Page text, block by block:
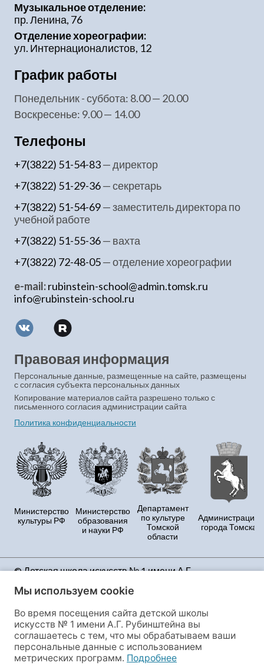
Музыкальное отделение:
пр. Ленина, 76
Отделение хореографии:
ул. Интернационалистов, 12
График работы
понедельник - суббота: 8.00 — 20.00
воскресенье: 9.00 — 14.00
Телефоны
+7(3822) 51-54-83— директор
+7(3822) 51-29-36— секретарь
+7(3822) 51-54-69— заместитель директора по
учебной работе
+7(3822) 51-55-36— вахта
+7(3822) 72-48-05— отделение хореографии
e-mail:rubinstein-school@admin.tomsk.ru
info@rubinstein-school.ru
Правовая информация
Персональные данные, размещенные на сайте, размещены
с согласия субъекта персональных данных
Копирование материалов сайта разрешено только с
письменного согласия администрации сайта
Политика конфиденциальности
Министерство
культуры РФ
Министерство
образования
и науки РФ
Департамент
по культуре
Томской
области
Администрация
города Томска
© Детская школа искусств № 1 имени А.Г.
сайт, Вы принимаете условия Политики
на сбор и обработку персональных данных и файлов
cookies, этот сайт использует сервис веб-аналитики
«Яндекс.Метрика», предоставляемый ООО
«ЯНДЕКС», 119021, Россия, Москва, ул. Л. Толстого, 16.
Мы используем cookie
Во время посещения сайта детской школы
искусств № 1 имени А.Г. Рубинштейна вы
соглашаетесь с тем, что мы обрабатываем ваши
персональные данные с использованием
метрических программ. Подробнее